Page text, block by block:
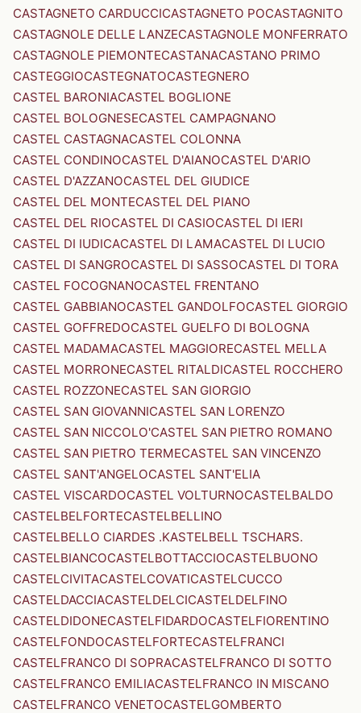
CASTAGNETO CARDUCCICASTAGNETO POCASTAGNITO
CASTAGNOLE DELLE LANZECASTAGNOLE MONFERRATO
CASTAGNOLE PIEMONTECASTANACASTANO PRIMO
CASTEGGIOCASTEGNATOCASTEGNERO
CASTEL BARONIACASTEL BOGLIONE
CASTEL BOLOGNESECASTEL CAMPAGNANO
CASTEL CASTAGNACASTEL COLONNA
CASTEL CONDINOCASTEL D'AIANOCASTEL D'ARIO
CASTEL D'AZZANOCASTEL DEL GIUDICE
CASTEL DEL MONTECASTEL DEL PIANO
CASTEL DEL RIOCASTEL DI CASIOCASTEL DI IERI
CASTEL DI IUDICACASTEL DI LAMACASTEL DI LUCIO
CASTEL DI SANGROCASTEL DI SASSOCASTEL DI TORA
CASTEL FOCOGNANOCASTEL FRENTANO
CASTEL GABBIANOCASTEL GANDOLFOCASTEL GIORGIO
CASTEL GOFFREDOCASTEL GUELFO DI BOLOGNA
CASTEL MADAMACASTEL MAGGIORECASTEL MELLA
CASTEL MORRONECASTEL RITALDICASTEL ROCCHERO
CASTEL ROZZONECASTEL SAN GIORGIO
CASTEL SAN GIOVANNICASTEL SAN LORENZO
CASTEL SAN NICCOLO'CASTEL SAN PIETRO ROMANO
CASTEL SAN PIETRO TERMECASTEL SAN VINCENZO
CASTEL SANT'ANGELOCASTEL SANT'ELIA
CASTEL VISCARDOCASTEL VOLTURNOCASTELBALDO
CASTELBELFORTECASTELBELLINO
CASTELBELLO CIARDES .KASTELBELL TSCHARS.
CASTELBIANCOCASTELBOTTACCIOCASTELBUONO
CASTELCIVITACASTELCOVATICASTELCUCCO
CASTELDACCIACASTELDELCICASTELDELFINO
CASTELDIDONECASTELFIDARDOCASTELFIORENTINO
CASTELFONDOCASTELFORTECASTELFRANCI
CASTELFRANCO DI SOPRACASTELFRANCO DI SOTTO
CASTELFRANCO EMILIACASTELFRANCO IN MISCANO
CASTELFRANCO VENETOCASTELGOMBERTO